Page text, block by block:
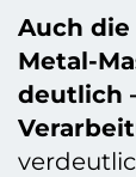
Auch die
Metal-
deutlich